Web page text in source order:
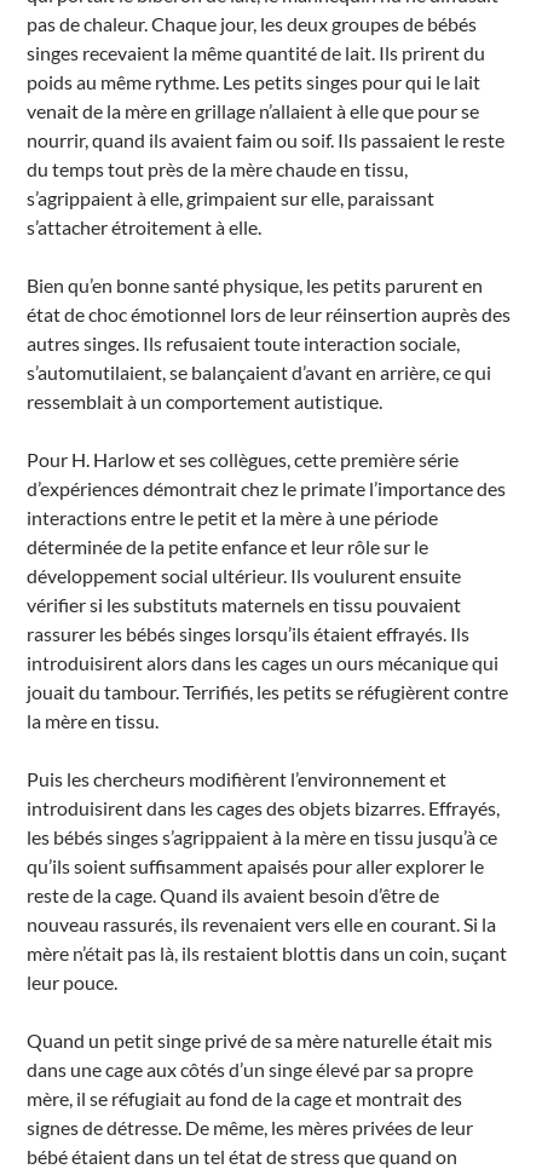
pas de chaleur. Chaque jour, les deux groupes de bébés
singes recevaient la même quantité de lait. Ils prirent du
poids au même rythme. Les petits singes pour qui le lait
venait de la mère en grillage n’allaient à elle que pour se
nourrir, quand ils avaient faim ou soif. Ils passaient le reste
du temps tout près de la mère chaude en tissu,
s’agrippaient à elle, grimpaient sur elle, paraissant
s’attacher étroitement à elle.
Bien qu’en bonne santé physique, les petits parurent en
état de choc émotionnel lors de leur réinsertion auprès des
autres singes. Ils refusaient toute interaction sociale,
s’automutilaient, se balançaient d’avant en arrière, ce qui
ressemblait à un comportement autistique.
Pour H. Harlow et ses collègues, cette première série
d’expériences démontrait chez le primate l’importance des
interactions entre le petit et la mère à une période
déterminée de la petite enfance et leur rôle sur le
développement social ultérieur. Ils voulurent ensuite
vérifier si les substituts maternels en tissu pouvaient
rassurer les bébés singes lorsqu’ils étaient effrayés. Ils
introduisirent alors dans les cages un ours mécanique qui
jouait du tambour. Terrifiés, les petits se réfugièrent contre
la mère en tissu.
Puis les chercheurs modifièrent l’environnement et
introduisirent dans les cages des objets bizarres. Effrayés,
les bébés singes s’agrippaient à la mère en tissu jusqu’à ce
qu’ils soient suffisamment apaisés pour aller explorer le
reste de la cage. Quand ils avaient besoin d’être de
nouveau rassurés, ils revenaient vers elle en courant. Si la
mère n’était pas là, ils restaient blottis dans un coin, suçant
leur pouce.
Quand un petit singe privé de sa mère naturelle était mis
dans une cage aux côtés d’un singe élevé par sa propre
mère, il se réfugiait au fond de la cage et montrait des
signes de détresse. De même, les mères privées de leur
bébé étaient dans un tel état de stress que quand on